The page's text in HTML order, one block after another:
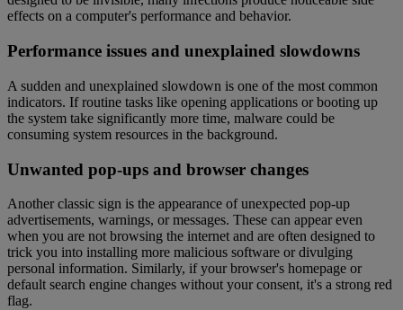
effects on a computer's performance and behavior.
Performance issues and unexplained slowdowns
A sudden and unexplained slowdown is one of the most common
indicators. If routine tasks like opening applications or booting up
the system take significantly more time, malware could be
consuming system resources in the background.
Unwanted pop-ups and browser changes
Another classic sign is the appearance of unexpected pop-up
advertisements, warnings, or messages. These can appear even
when you are not browsing the internet and are often designed to
trick you into installing more malicious software or divulging
personal information. Similarly, if your browser's homepage or
default search engine changes without your consent, it's a strong red
flag.